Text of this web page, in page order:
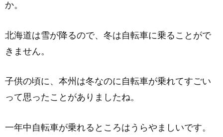
か。
北海道は雪が降るので、冬は自転車に乗ることがで
きません。
子供の頃に、本州は冬なのに自転車が乗れてすごい
って思ったことがありましたね。
一年中自転車が乗れるところはうらやましいです。